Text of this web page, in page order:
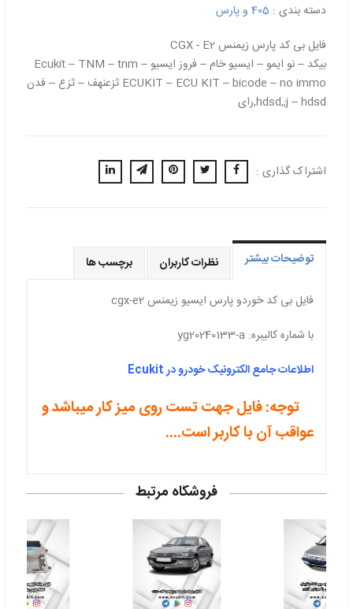
دسته بندی : 405 و پارس
فایل بی کد پارس زیمنس CGX - E2
بیکد – نو ایمو – ایسیو خام – فروز ایسیو Ecukit – TNM – tnm –
ECUKIT – ECU KIT – bicode – no immo ثزعنهف – ثزع – فدن
hdsd,;j – hdsd,رای
اشتراک گذاری :
توضیحات بیشتر نظرات کاربران
برچسب ها
فایل بی کد خوردو پارس ایسیو زیمنس cgx-e2
با شماره کالیبره: yg20240133-a
اطلاعات جامع الکترونیک خودرو در Ecukit
توجه: فایل جهت تست روی میز کار میباشد و
عواقب آن با کاربر است....
فروشگاه مرتبط